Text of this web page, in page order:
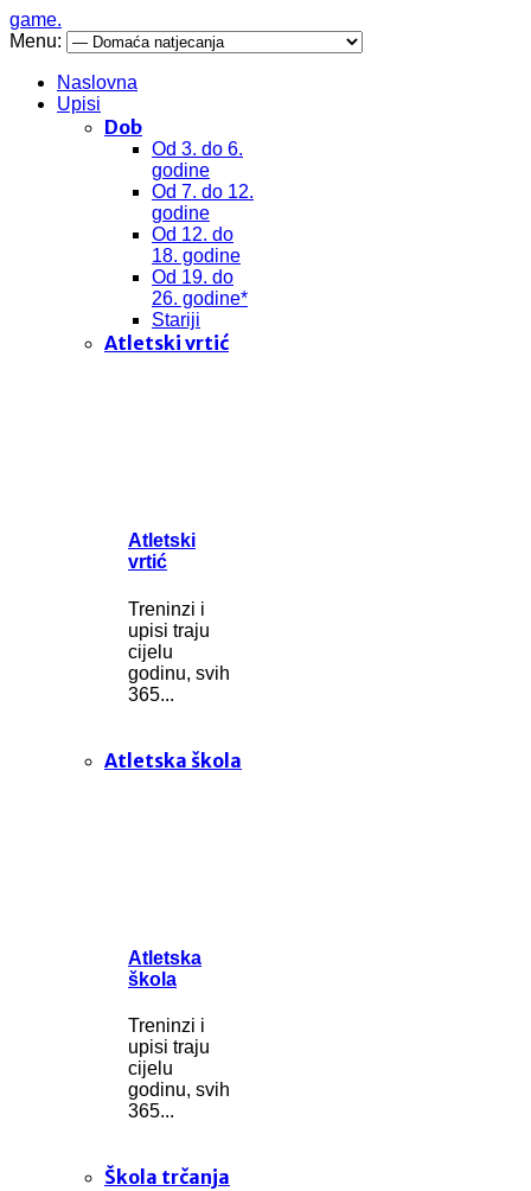
game.
Menu:
Naslovna
Upisi
Dob
Od 3. do 6.
godine
Od 7. do 12.
godine
Od 12. do
18. godine
Od 19. do
26. godine*
Stariji
Atletski vrtić
Atletski
vrtić
Treninzi i
upisi traju
cijelu
godinu, svih
365...
Atletska škola
Atletska
škola
Treninzi i
upisi traju
cijelu
godinu, svih
365...
Škola trčanja